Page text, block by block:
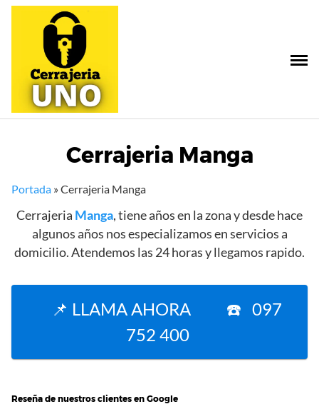
Saltar
Cerrajeria Manga
Portada »Cerrajeria Manga
Cerrajeria Manga, tiene años en la zona y desde hace
algunos años nos especializamos en servicios a
domicilio. Atendemos las 24 horas y llegamos rapido.
📌 LLAMA AHORA ☎️ 097
752 400
Reseña de nuestros clientes en Google